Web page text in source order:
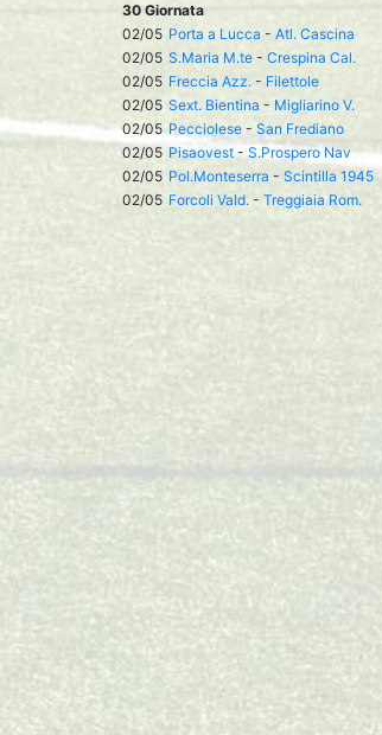
30 Giornata
02/05 Porta a Lucca - Atl. Cascina
02/05 S.Maria M.te - Crespina Cal.
02/05 Freccia Azz. - Filettole
02/05 Sext. Bientina - Migliarino V.
02/05 Pecciolese - San Frediano
02/05 Pisaovest-S.Prospero Nav
02/05 Pol.Monteserra - Scintilla 1945
02/05 Forcoli Vald. - Treggiaia Rom.